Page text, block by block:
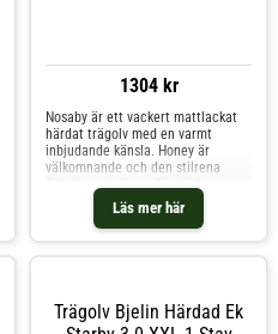
1304 kr
Läs mer här
Nosaby är ett vackert mattlackat
härdat trägolv med en varmt
inbjudande känsla. Honey är
välkomnande och den stilrena
Select sorteringen förstärker
golvets naturligt lugnande känsla.
Denna klass 33-produkt är
tillverkad av FSC-certifierad
kontor och kaféer - eller på de
ställen i hemmet där golvet
Trägolv Bjelin Härdad Ek